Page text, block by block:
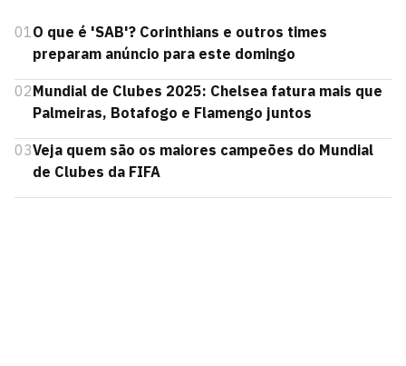
01O que é 'SAB'? Corinthians e outros times
preparam anúncio para este domingo
02Mundial de Clubes 2025: Chelsea fatura mais que
Palmeiras, Botafogo e Flamengo juntos
03Veja quem são os maiores campeões do Mundial
de Clubes da FIFA